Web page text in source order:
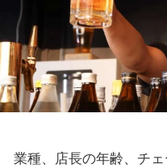
業種、店長の年齢、チ